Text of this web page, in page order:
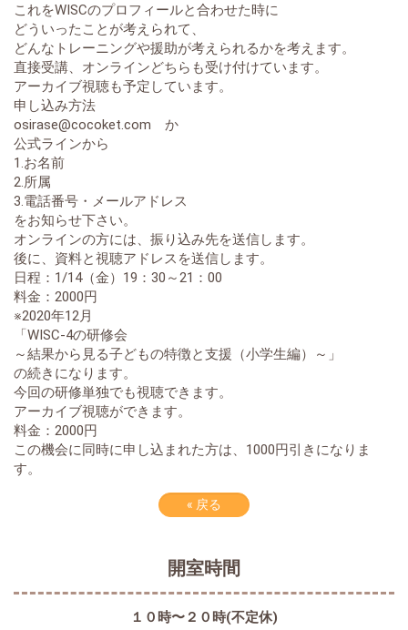
これをWISCのプロフィールと合わせた時に
どういったことが考えられて、
どんなトレーニングや援助が考えられるかを考えます。
直接受講、オンラインどちらも受け付けています。
アーカイブ視聴も予定しています。
申し込み方法
osirase@cocoket.com か
公式ラインから
1.お名前
2.所属
3.電話番号・メールアドレス
をお知らせ下さい。
オンラインの方には、振り込み先を送信します。
後に、資料と視聴アドレスを送信します。
日程：1/14（金）19：30～21：00
料金：2000円
※2020年12月
「WISC-4の研修会
～結果から見る子どもの特徴と支援（小学生編）～」
の続きになります。
今回の研修単独でも視聴できます。
アーカイブ視聴ができます。
料金：2000円
この機会に同時に申し込まれた方は、1000円引きになりま
す。
« 戻る
開室時間
１０時〜２０時(不定休)